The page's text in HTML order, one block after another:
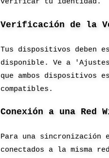
Verificación de la
Tus dispositivos deben
disponible. Ve a
que ambos dispositivos
compatibles.
Conexión a una Red
Para una sincronización
conectados a la misma